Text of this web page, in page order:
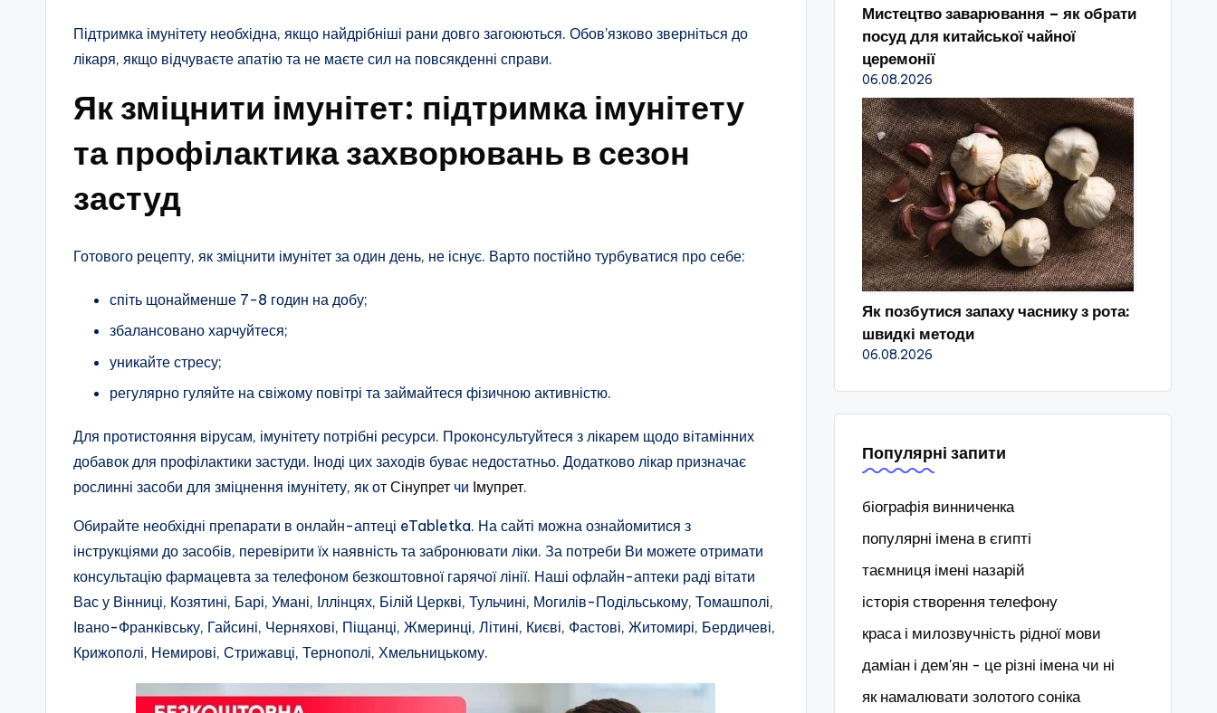
Підтримка імунітету необхідна, якщо найдрібніші рани довго загоюються. Обов’язково зверніться до
лікаря, якщо відчуваєте апатію та не маєте сил на повсякденні справи.
Як зміцнити імунітет: підтримка імунітету
та профілактика захворювань в сезон
застуд
Готового рецепту, як зміцнити імунітет за один день, не існує. Варто постійно турбуватися про себе:
спіть щонайменше 7-8 годин на добу;
збалансовано харчуйтеся;
уникайте стресу;
регулярно гуляйте на свіжому повітрі та займайтеся фізичною активністю.
Для протистояння вірусам, імунітету потрібні ресурси. Проконсультуйтеся з лікарем щодо вітамінних
добавок для профілактики застуди. Іноді цих заходів буває недостатньо. Додатково лікар призначає
рослинні засоби для зміцнення імунітету, як от Сінупрет чи Імупрет.
Обирайте необхідні препарати в онлайн-аптеці eTabletka. На сайті можна ознайомитися з
інструкціями до засобів, перевірити їх наявність та забронювати ліки. За потреби Ви можете отримати
консультацію фармацевта за телефоном безкоштовної гарячої лінії. Наші офлайн-аптеки раді вітати
Вас у Вінниці, Козятині, Барі, Умані, Іллінцях, Білій Церкві, Тульчині, Могилів-Подільському, Томашполі,
Івано-Франківську, Гайсині, Черняхові, Піщанці, Жмеринці, Літині, Києві, Фастові, Житомирі, Бердичеві,
Крижополі, Немирові, Стрижавці, Тернополі, Хмельницькому.
Мистецтво заварювання – як обрати
посуд для китайської чайної
церемонії
06.08.2026
Як позбутися запаху часнику з рота:
швидкі методи
06.08.2026
Популярні запити
біографія винниченка
популярні імена в єгипті
таємниця імені назарій
історія створення телефону
краса і милозвучність рідної мови
даміан і дем'ян - це різні імена чи ні
як намалювати золотого соніка